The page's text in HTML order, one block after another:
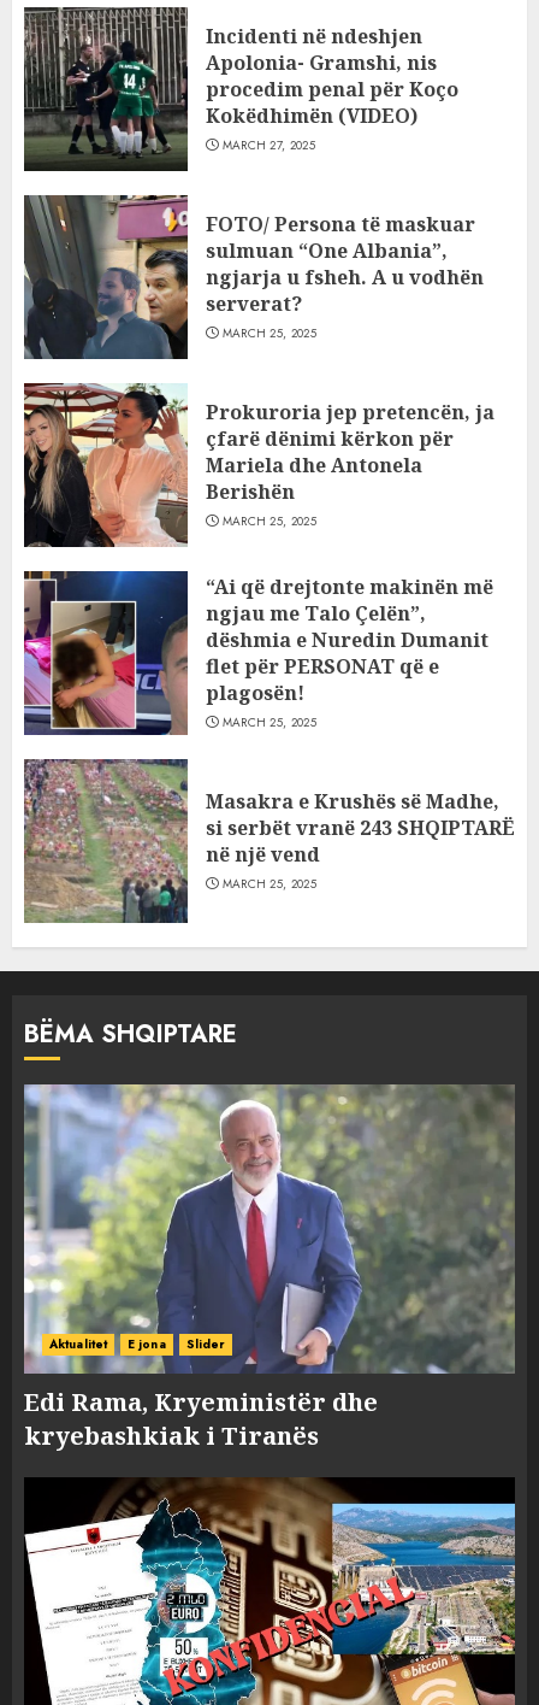
Incidenti në ndeshjen
Apolonia- Gramshi, nis
procedim penal për Koço
Kokëdhimën (VIDEO)
MARCH 27, 2025
FOTO/ Persona të maskuar
sulmuan “One Albania”,
ngjarja u fsheh. A u vodhën
serverat?
MARCH 25, 2025
Prokuroria jep pretencën, ja
çfarë dënimi kërkon për
Mariela dhe Antonela
Berishën
MARCH 25, 2025
“Ai që drejtonte makinën më
ngjau me Talo Çelën”,
dëshmia e Nuredin Dumanit
flet për PERSONAT që e
plagosën!
MARCH 25, 2025
Masakra e Krushës së Madhe,
si serbët vranë 243 SHQIPTARË
në një vend
MARCH 25, 2025
BËMA SHQIPTARE
Aktualitet E jona Slider
Edi Rama, Kryeministër dhe
kryebashkiak i Tiranës